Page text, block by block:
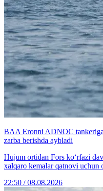
BAA Eronni ADNOC
zarba berishda aybladi
Hujum ortidan Fors ko‘rfazi
xalqaro kemalar qatnovi uchun
22:50 / 08.08.2026